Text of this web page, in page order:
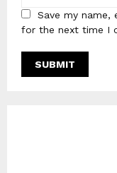
Save my name,
for the next time I